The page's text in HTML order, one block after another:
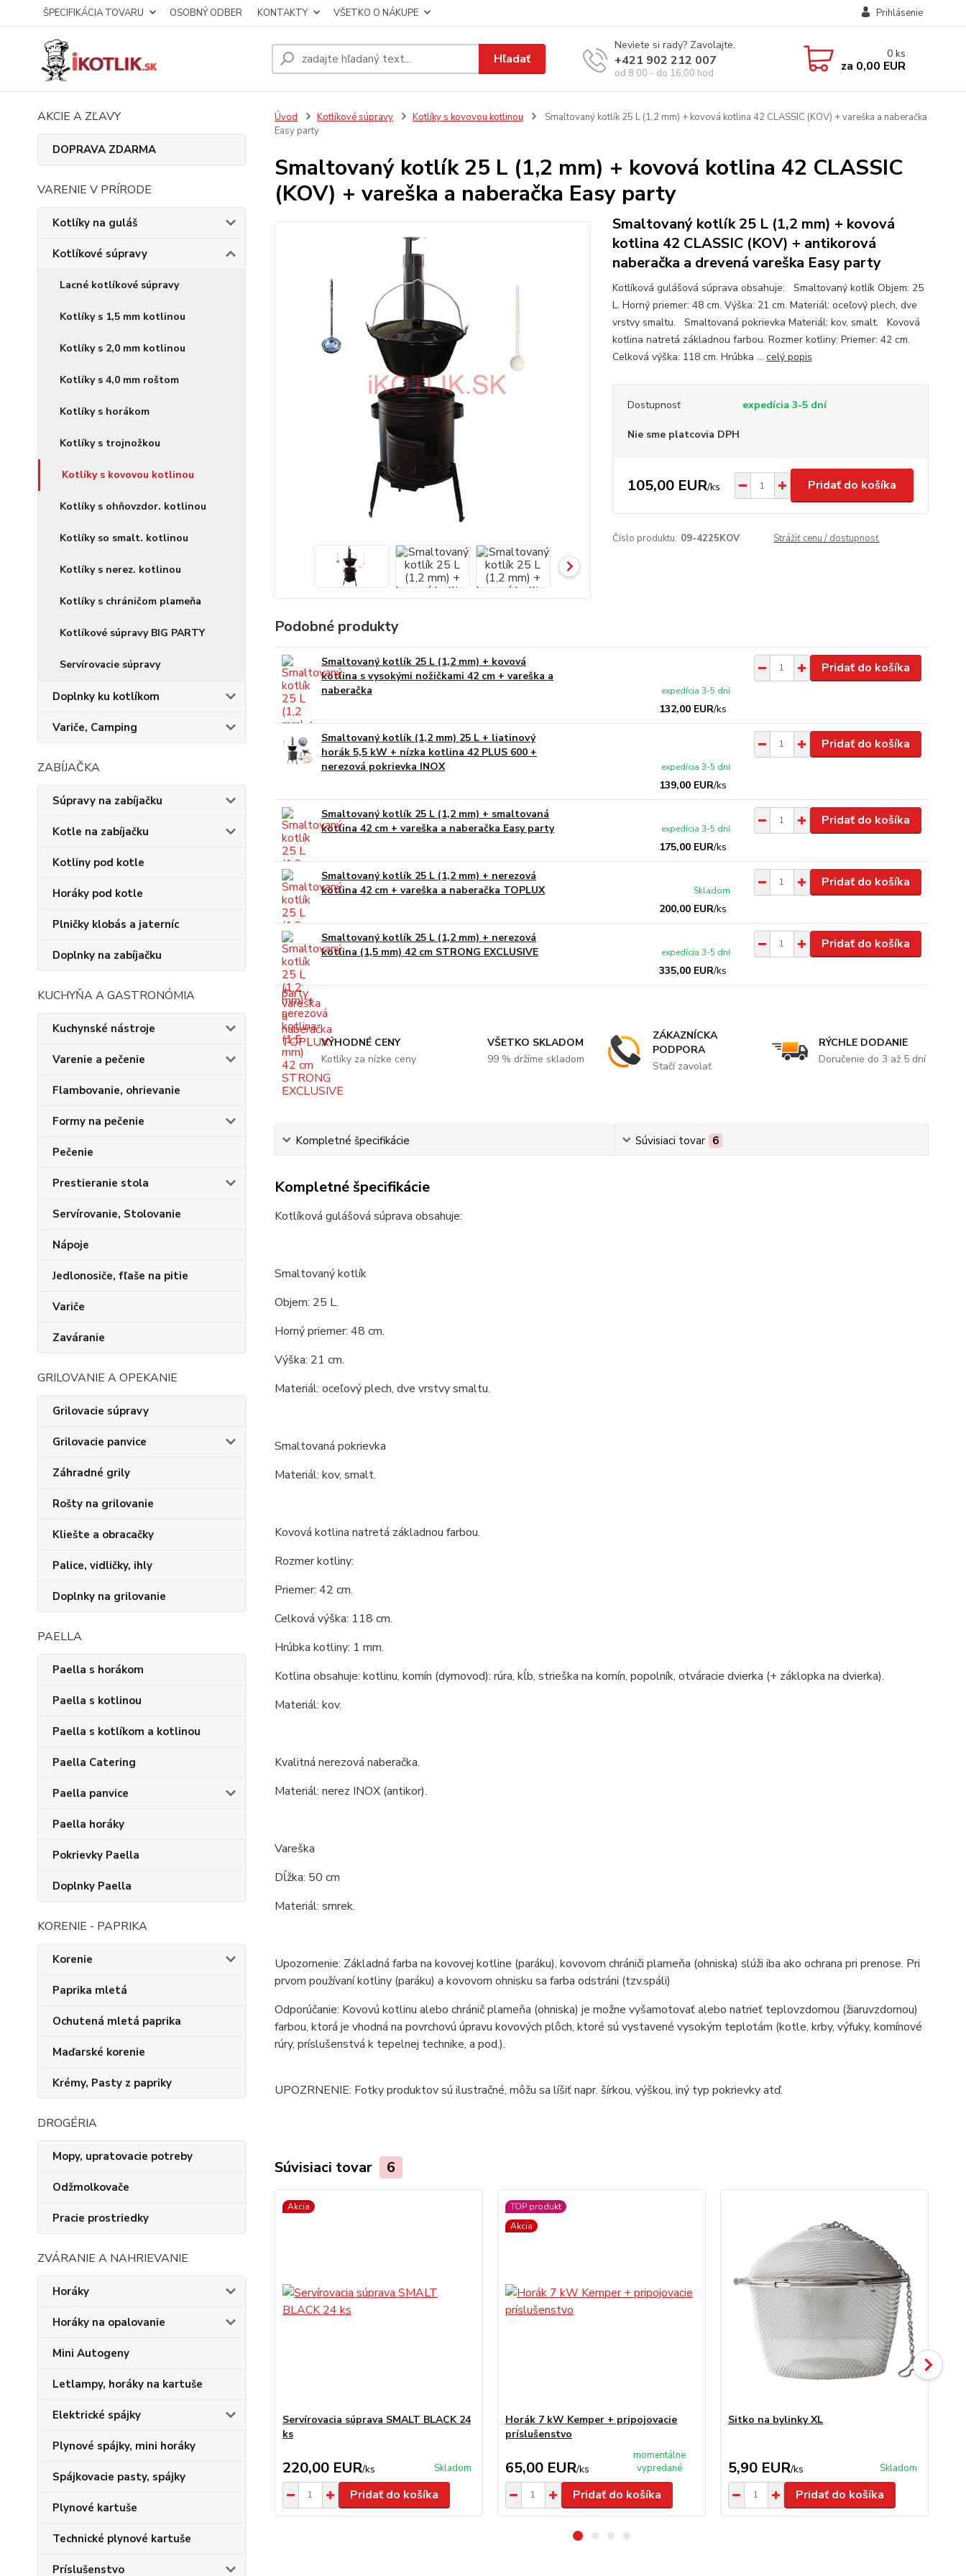
ŠPECIFIKÁCIA TOVARU OSOBNÝ ODBER KONTAKTY VŠETKO O NÁKUPE Prihlásenie
Hľadať
Neviete si rady? Zavolajte.
+421 902 212 007
od 8:00 - do 16:00 hod
0 ks
za 0,00 EUR
AKCIE A ZĽAVY
DOPRAVA ZDARMA
VARENIE V PRÍRODE
Kotlíky na guláš
Kotlíkové súpravy
Lacné kotlíkové súpravy
Kotlíky s 1,5 mm kotlinou
Kotlíky s 2,0 mm kotlinou
Kotlíky s 4,0 mm roštom
Kotlíky s horákom
Kotlíky s trojnožkou
Kotlíky s kovovou kotlinou
Kotlíky s ohňovzdor. kotlinou
Kotlíky so smalt. kotlinou
Kotlíky s nerez. kotlinou
Kotlíky s chráničom plameňa
Kotlíkové súpravy BIG PARTY
Servírovacie súpravy
Doplnky ku kotlíkom
Variče, Camping
ZABÍJAČKA
Súpravy na zabíjačku
Kotle na zabíjačku
Kotliny pod kotle
Horáky pod kotle
Plničky klobás a jaterníc
Doplnky na zabíjačku
KUCHYŇA A GASTRONÓMIA
Kuchynské nástroje
Varenie a pečenie
Flambovanie, ohrievanie
Formy na pečenie
Pečenie
Prestieranie stola
Servírovanie, Stolovanie
Nápoje
Jedlonosiče, fľaše na pitie
Variče
Zaváranie
GRILOVANIE A OPEKANIE
Grilovacie súpravy
Grilovacie panvice
Záhradné grily
Rošty na grilovanie
Kliešte a obracačky
Palice, vidličky, ihly
Doplnky na grilovanie
PAELLA
Paella s horákom
Paella s kotlinou
Paella s kotlíkom a kotlinou
Paella Catering
Paella panvice
Paella horáky
Pokrievky Paella
Doplnky Paella
KORENIE - PAPRIKA
Korenie
Paprika mletá
Ochutená mletá paprika
Maďarské korenie
Krémy, Pasty z papriky
DROGÉRIA
Mopy, upratovacie potreby
Odžmolkovače
Pracie prostriedky
ZVÁRANIE A NAHRIEVANIE
Horáky
Horáky na opalovanie
Mini Autogeny
Letlampy, horáky na kartuše
Elektrické spájky
Plynové spájky, mini horáky
Spájkovacie pasty, spájky
Plynové kartuše
Technické plynové kartuše
Príslušenstvo
Úvod Kotlíkové súpravy Kotlíky s kovovou kotlinou
Smaltovaný kotlík 25 L (1,2 mm) + kovová kotlina 42 CLASSIC (KOV) + vareška a naberačka
Easy party
Smaltovaný kotlík 25 L (1,2 mm) + kovová kotlina 42 CLASSIC
(KOV) + vareška a naberačka Easy party
Smaltovaný kotlík 25 L (1,2 mm) + kovová
kotlina 42 CLASSIC (KOV) + antikorová
naberačka a drevená vareška Easy party
Kotlíková gulášová súprava obsahuje: Smaltovaný kotlík Objem: 25
L. Horný priemer: 48 cm. Výška: 21 cm. Materiál: oceľový plech, dve
vrstvy smaltu. Smaltovaná pokrievka Materiál: kov, smalt. Kovová
kotlina natretá základnou farbou. Rozmer kotliny: Priemer: 42 cm.
Celková výška: 118 cm. Hrúbka ... celý popis
Dostupnosť expedícia 3-5 dní
Nie sme platcovia DPH
105,00 EUR/ks Pridať do košíka
Číslo produktu: 09-4225KOV Strážiť cenu / dostupnosť
Podobné produkty
Smaltovaný kotlík 25 L (1,2 mm) + kovová
kotlina s vysokými nožičkami 42 cm + vareška a
naberačka
132,00 EUR/ks
expedícia 3-5 dní
Pridať do košíka
Smaltovaný kotlík (1,2 mm) 25 L + liatinový
horák 5,5 kW + nízka kotlina 42 PLUS 600 +
nerezová pokrievka INOX
139,00 EUR/ks
expedícia 3-5 dní
Pridať do košíka
Smaltovaný kotlík 25 L (1,2 mm) + smaltovaná
kotlina 42 cm + vareška a naberačka Easy party
175,00 EUR/ks
expedícia 3-5 dní
Pridať do košíka
Smaltovaný kotlík 25 L (1,2 mm) + nerezová
kotlina 42 cm + vareška a naberačka TOPLUX
200,00 EUR/ks
Skladom
Pridať do košíka
Smaltovaný kotlík 25 L (1,2 mm) + nerezová
kotlina (1,5 mm) 42 cm STRONG EXCLUSIVE
335,00 EUR/ks
expedícia 3-5 dní
Pridať do košíka
VÝHODNÉ CENY
Kotlíky za nízke ceny
VŠETKO SKLADOM
99 % držíme skladom
ZÁKAZNÍCKA
PODPORA
Stačí zavolať
RÝCHLE DODANIE
Doručenie do 3 až 5 dní
Kompletné špecifikácie Súvisiaci tovar 6
Kompletné špecifikácie
Kotlíková gulášová súprava obsahuje:
Smaltovaný kotlík
Objem: 25 L.
Horný priemer: 48 cm.
Výška: 21 cm.
Materiál: oceľový plech, dve vrstvy smaltu.
Smaltovaná pokrievka
Materiál: kov, smalt.
Kovová kotlina natretá základnou farbou.
Rozmer kotliny:
Priemer: 42 cm.
Celková výška: 118 cm.
Hrúbka kotliny: 1 mm.
Kotlina obsahuje: kotlinu, komín (dymovod): rúra, kĺb, strieška na komín, popolník, otváracie dvierka (+ záklopka na dvierka).
Materiál: kov.
Kvalitná nerezová naberačka.
Materiál: nerez INOX (antikor).
Vareška
Dĺžka: 50 cm
Materiál: smrek.
Upozornenie: Základná farba na kovovej kotline (paráku), kovovom chrániči plameňa (ohniska) slúži iba ako ochrana pri prenose. Pri
prvom používaní kotliny (paráku) a kovovom ohnisku sa farba odstráni (tzv.spáli)
Odporúčanie: Kovovú kotlinu alebo chránič plameňa (ohniska) je možne vyšamotovať alebo natrieť teplovzdornou (žiaruvzdornou)
farbou, ktorá je vhodná na povrchovú úpravu kovových plôch, ktoré sú vystavené vysokým teplotám (kotle, krby, výfuky, komínové
rúry, príslušenstvá k tepelnej technike, a pod.).
UPOZRNENIE: Fotky produktov sú ilustračné, môžu sa líšiť napr. šírkou, výškou, iný typ pokrievky atď.
Súvisiaci tovar 6
Akcia
Servírovacia súprava SMALT BLACK 24
ks
220,00 EUR/ks Skladom
Pridať do košíka
TOP produkt
Akcia
Horák 7 kW Kemper + pripojovacie
príslušenstvo
65,00 EUR/ks
momentálne
vypredané
Pridať do košíka
Sitko na bylinky XL
5,90 EUR/ks Skladom
Pridať do košíka